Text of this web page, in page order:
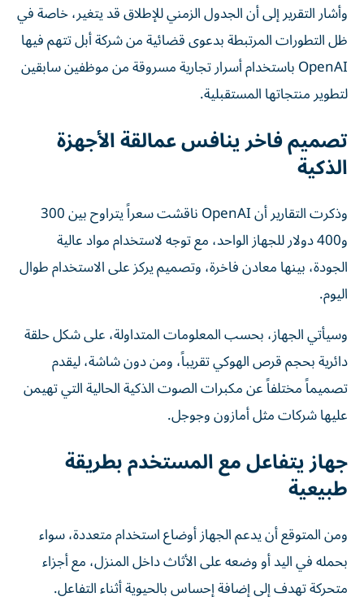
وأشار التقرير إلى أن الجدول الزمني للإطلاق قد يتغير، خاصة في
ظل التطورات المرتبطة بدعوى قضائية من شركة أبل تتهم فيها
OpenAI باستخدام أسرار تجارية مسروقة من موظفين سابقين
لتطوير منتجاتها المستقبلية.
تصميم فاخر ينافس عمالقة الأجهزة
الذكية
وذكرت التقارير أن OpenAI ناقشت سعراً يتراوح بين 300
و400 دولار للجهاز الواحد، مع توجه لاستخدام مواد عالية
الجودة، بينها معادن فاخرة، وتصميم يركز على الاستخدام طوال
اليوم.
وسيأتي الجهاز، بحسب المعلومات المتداولة، على شكل حلقة
دائرية بحجم قرص الهوكي تقريباً، ومن دون شاشة، ليقدم
تصميماً مختلفاً عن مكبرات الصوت الذكية الحالية التي تهيمن
عليها شركات مثل أمازون وجوجل.
جهاز يتفاعل مع المستخدم بطريقة
طبيعية
ومن المتوقع أن يدعم الجهاز أوضاع استخدام متعددة، سواء
بحمله في اليد أو وضعه على الأثاث داخل المنزل، مع أجزاء
متحركة تهدف إلى إضافة إحساس بالحيوية أثناء التفاعل.